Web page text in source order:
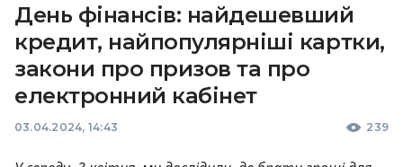
День фінансів: найдешевший
кредит, найпопулярніші картки,
закони про призов та про
електронний кабінет
03.04.2024, 14:43 239